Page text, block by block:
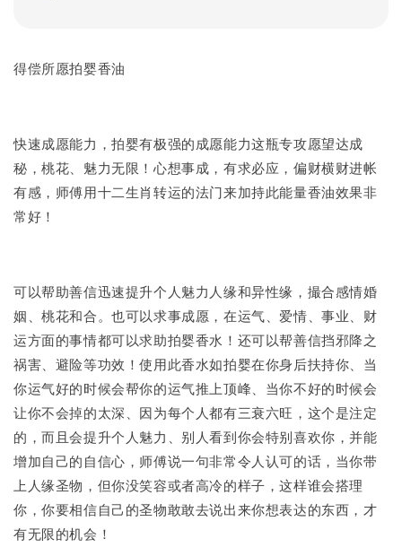
得偿所愿拍婴香油
快速成愿能力，拍婴有极强的成愿能力这瓶专攻愿望达成
秘，桃花、魅力无限！心想事成，有求必应，偏财横财进帐
有感，师傅用十二生肖转运的法门来加持此能量香油效果非
常好！
可以帮助善信迅速提升个人魅力人缘和异性缘，撮合感情婚
姻、桃花和合。也可以求事成愿，在运气、爱情、事业、财
运方面的事情都可以求助拍婴香水！还可以帮善信挡邪降之
祸害、避险等功效！使用此香水如拍婴在你身后扶持你、当
你运气好的时候会帮你的运气推上顶峰、当你不好的时候会
让你不会掉的太深、因为每个人都有三衰六旺，这个是注定
的，而且会提升个人魅力、别人看到你会特别喜欢你，并能
增加自己的自信心，师傅说一句非常令人认可的话，当你带
上人缘圣物，但你没笑容或者高冷的样子，这样谁会搭理
你，你要相信自己的圣物敢敢去说出来你想表达的东西，才
有无限的机会！